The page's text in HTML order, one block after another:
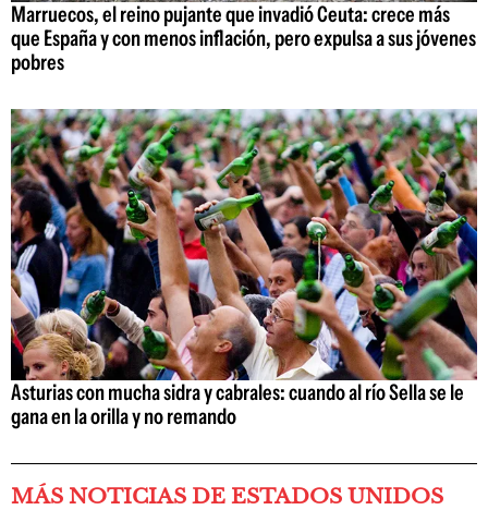
Marruecos, el reino pujante que invadió Ceuta: crece más
que España y con menos inflación, pero expulsa a sus jóvenes
pobres
Asturias con mucha sidra y cabrales: cuando al río Sella se le
gana en la orilla y no remando
MÁS NOTICIAS DE ESTADOS UNIDOS